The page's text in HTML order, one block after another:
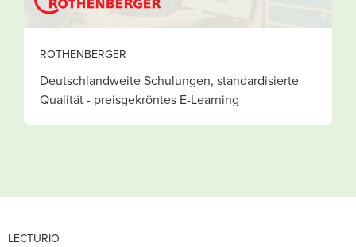
ROTHENBERGER
Deutschlandweite Schulungen, standardisierte
Qualität - preisgekröntes E-Learning
LECTURIO